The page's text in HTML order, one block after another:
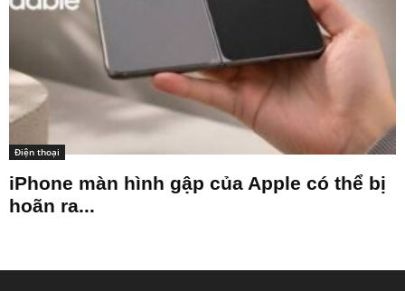
Điện thoại
iPhone màn hình gập của Apple có thể bị
hoãn ra...